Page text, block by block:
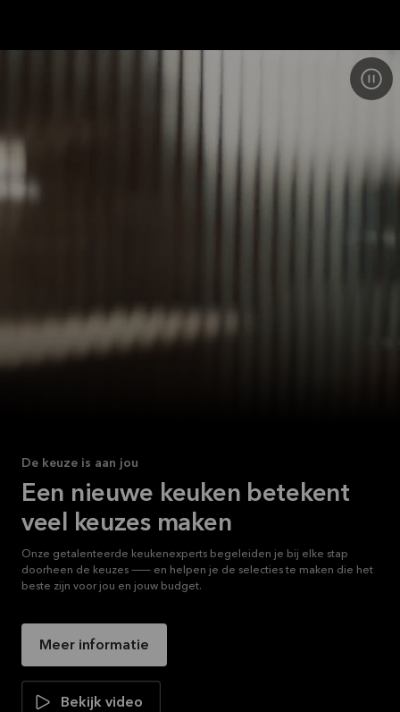
De keuze is aan jou
Een nieuwe keuken betekent
veel keuzes maken
Onze getalenteerde keukenexperts begeleiden je bij elke stap
doorheen de keuzes — en helpen je de selecties te maken die het
beste zijn voor jou en jouw budget.
Meer informatie
Bekijk video